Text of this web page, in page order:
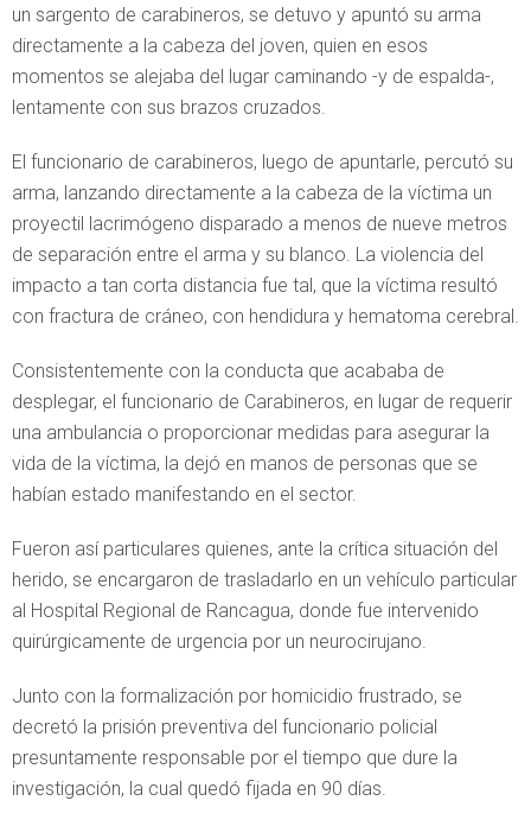
un sargento de carabineros, se detuvo y apuntó su arma
directamente a la cabeza del joven, quien en esos
momentos se alejaba del lugar caminando -y de espalda-,
lentamente con sus brazos cruzados.
El funcionario de carabineros, luego de apuntarle, percutó su
arma, lanzando directamente a la cabeza de la víctima un
proyectil lacrimógeno disparado a menos de nueve metros
de separación entre el arma y su blanco. La violencia del
impacto a tan corta distancia fue tal, que la víctima resultó
con fractura de cráneo, con hendidura y hematoma cerebral.
Consistentemente con la conducta que acababa de
desplegar, el funcionario de Carabineros, en lugar de requerir
una ambulancia o proporcionar medidas para asegurar la
vida de la víctima, la dejó en manos de personas que se
habían estado manifestando en el sector.
Fueron así particulares quienes, ante la crítica situación del
herido, se encargaron de trasladarlo en un vehículo particular
al Hospital Regional de Rancagua, donde fue intervenido
quirúrgicamente de urgencia por un neurocirujano.
Junto con la formalización por homicidio frustrado, se
decretó la prisión preventiva del funcionario policial
presuntamente responsable por el tiempo que dure la
investigación, la cual quedó fijada en 90 días.